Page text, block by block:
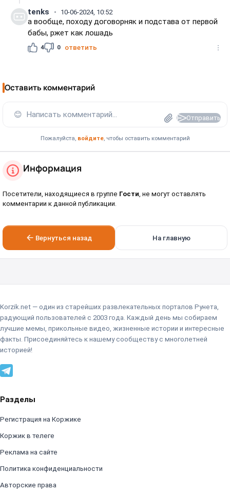
tenks 10-06-2024, 10:52
а вообще, походу договорняк и подстава от первой
бабы, ржет как лошадь
4 0 ответить
Оставить комментарий
😊 Написать комментарий... Отправить
Пожалуйста, войдите, чтобы оставить комментарий
Информация
Посетители, находящиеся в группе Гости, не могут оставлять
комментарии к данной публикации.
Вернуться назад На главную
Korzik.net — один из старейших развлекательных порталов Рунета,
радующий пользователей с 2003 года. Каждый день мы собираем
лучшие мемы, прикольные видео, жизненные истории и интересные
факты. Присоединяйтесь к нашему сообществу с многолетней
историей!
Разделы
Регистрация на Коржике
Коржик в телеге
Реклама на сайте
Политика конфиденциальности
Авторские права